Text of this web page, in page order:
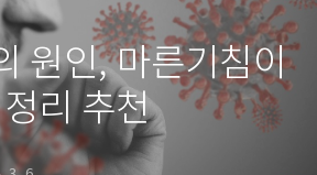
원인, 마른기침이
리 추천